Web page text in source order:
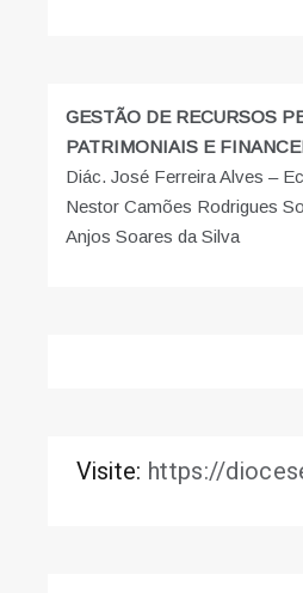
GESTÃO DE RECURSOS
PATRIMONIAIS E
Diác. José Ferreira Alves –
Nestor Camões Rodrigues
Anjos Soares da Silva
Visite: https://